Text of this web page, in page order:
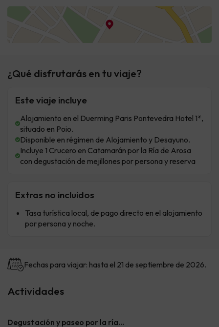
¿Qué disfrutarás en tu viaje?
Este viaje incluye
Alojamiento en el Duerming Paris Pontevedra Hotel 1*,
situado en Poio.
Disponible en régimen de Alojamiento y Desayuno.
Incluye 1 Crucero en Catamarán por la Ría de Arosa
con degustación de mejillones por persona y reserva
Extras no incluidos
Tasa turística local, de pago directo en el alojamiento
por persona y noche.
Fechas para viajar: hasta el 21 de septiembre de 2026.
Actividades
Degustación y paseo por la ría…